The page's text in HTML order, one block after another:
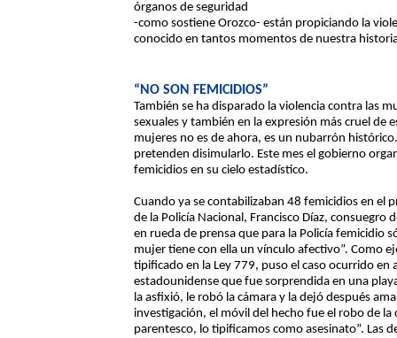
órganos de seguridad
-como sostiene Orozco- están propiciando la
conocido en tantos momentos de nuestra
“NO SON FEMICIDIOS”
También se ha disparado la violencia contra las
sexuales y también en la expresión más cruel de
mujeres no es de ahora, es un nubarrón
pretenden disimularlo. Este mes el gobierno
femicidios en su cielo estadístico.
Cuando ya se contabilizaban 48 femicidios en el
de la Policía Nacional, Francisco Díaz,
en rueda de prensa que para la Policía femicidio
mujer tiene con ella un vínculo afectivo”. Como
tipificado en la Ley 779, puso el caso ocurrido en
estadounidense que fue sorprendida en una
la asfixió, le robó la cámara y la dejó después
investigación, el móvil del hecho fue el robo de
parentesco, lo tipificamos como asesinato”. Las